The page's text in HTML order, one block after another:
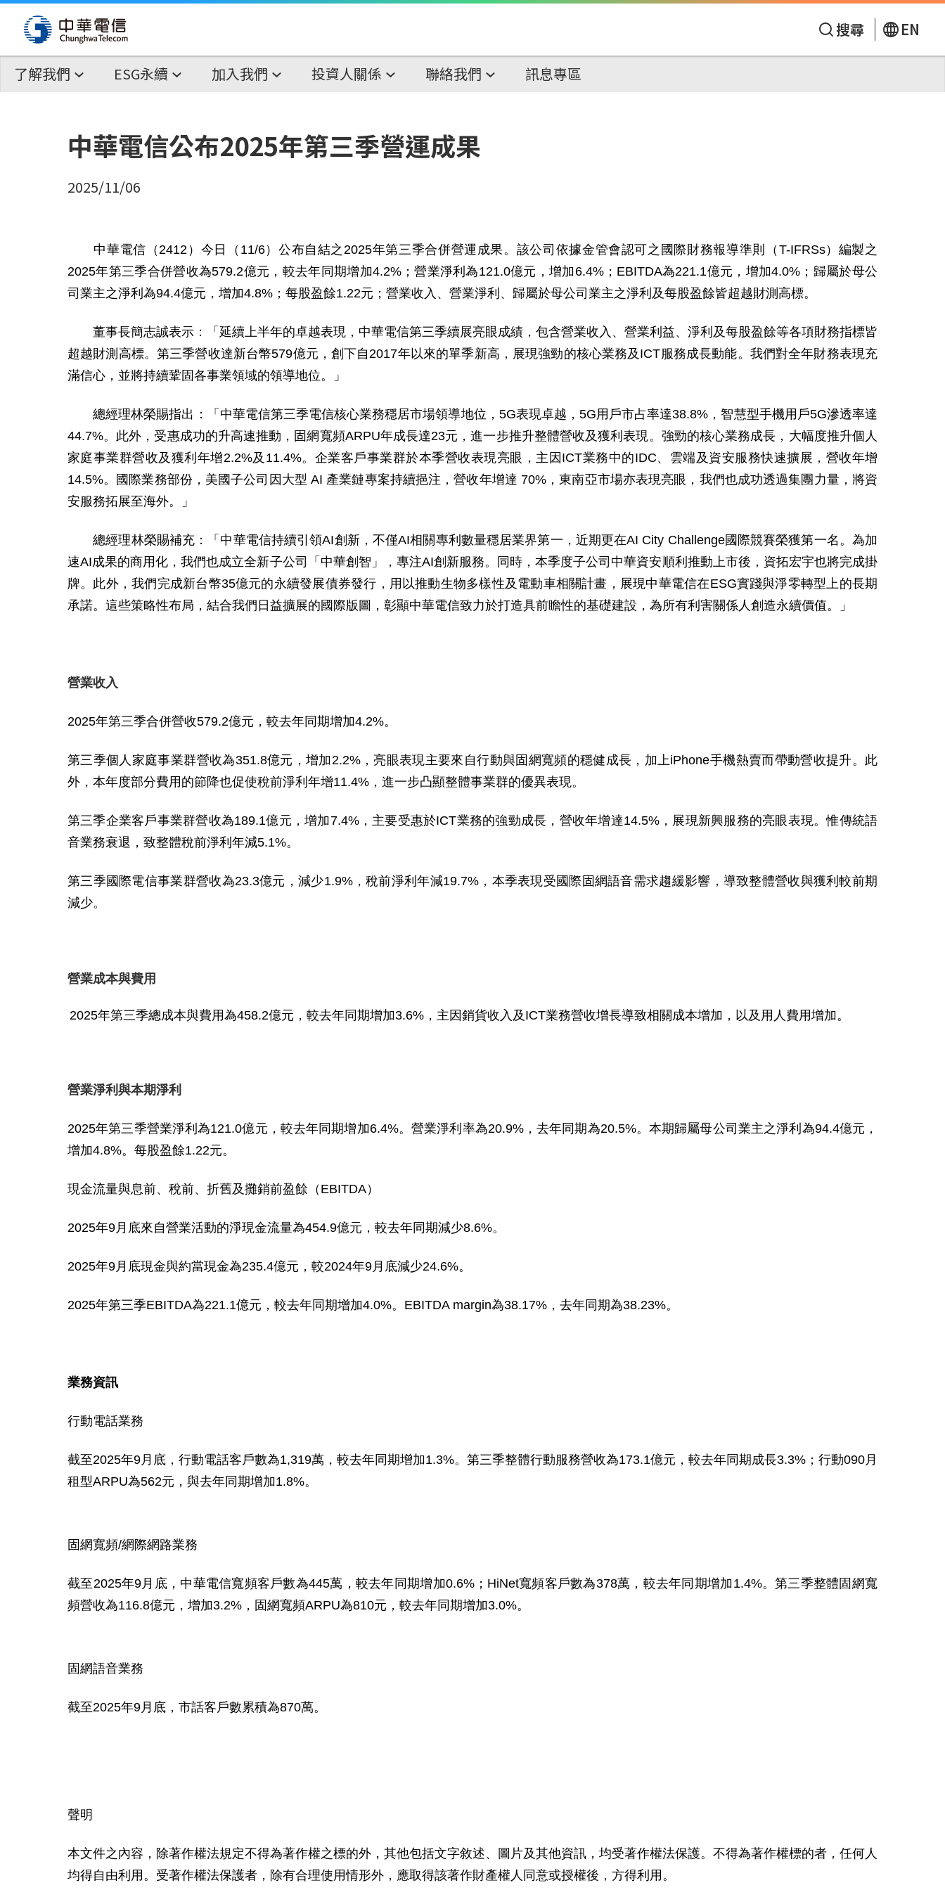
搜尋 EN
了解我們 ESG永續 加入我們 投資人關係 聯絡我們 訊息專區
中華電信公布2025年第三季營運成果
2025/11/06
中華電信（2412 ）今日（ 11/6）公布自結之2025年第三季合併營運成果。該公司依據金管會認可之國際財務報導準則（ T-IFRSs）編製之
2025年第三季合併營收為579.2億元，較去年同期增加4.2%；營業淨利為121.0億元，增加6.4%； EBITDA為221.1億元，增加4.0% ；歸屬於母公
司業主之淨利為94.4億元，增加4.8% ；每股盈餘1.22元；營業收入、營業淨利、歸屬於母公司業主之淨利及每股盈餘皆超越財測高標。
董事長簡志誠表示：「延續上半年的卓越表現，中華電信第三季續展亮眼成績，包含營業收入、營業利益、淨利及每股盈餘等各項財務指標皆
超越財測高標。第三季營收達新台幣579億元，創下自2017年以來的單季新高，展現強勁的核心業務及 ICT服務成長動能。我們對全年財務表現充
滿信心，並將持續鞏固各事業領域的領導地位。」
總經理林榮賜指出：「中華電信第三季電信核心業務穩居市場領導地位， 5G表現卓越，5G用戶市占率達38.8% ，智慧型手機用戶5G滲透率達
44.7%。此外，受惠成功的升高速推動，固網寬頻ARPU年成長達23元，進一步推升整體營收及獲利表現。強勁的核心業務成長，大幅度推升個人
家庭事業群營收及獲利年增2.2%及 11.4%。企業客戶事業群於本季營收表現亮眼，主因 ICT業務中的IDC、雲端及資安服務快速擴展，營收年增
14.5%。國際業務部份，美國子公司因大型 AI 產業鏈專案持續挹注，營收年增達 70% ，東南亞市場亦表現亮眼，我們也成功透過集團力量，將資
安服務拓展至海外。」
總經理林榮賜補充：「中華電信持續引領AI創新，不僅AI相關專利數量穩居業界第一，近期更在AI City Challenge國際競賽榮獲第一名。為加
速AI成果的商用化，我們也成立全新子公司「中華創智」，專注AI創新服務。同時，本季度子公司中華資安順利推動上市後，資拓宏宇也將完成掛
牌。此外，我們完成新台幣35億元的永續發展債券發行，用以推動生物多樣性及電動車相關計畫，展現中華電信在ESG實踐與淨零轉型上的長期
承諾。這些策略性布局，結合我們日益擴展的國際版圖，彰顯中華電信致力於打造具前瞻性的基礎建設，為所有利害關係人創造永續價值。」
營業收入
2025年第三季合併營收579.2億元，較去年同期增加4.2%。
第三季個人家庭事業群營收為351.8億元，增加2.2%，亮眼表現主要來自行動與固網寬頻的穩健成長，加上iPhone手機熱賣而帶動營收提升。此
外，本年度部分費用的節降也促使稅前淨利年增11.4% ，進一步凸顯整體事業群的優異表現。
第三季企業客戶事業群營收為189.1億元，增加7.4%，主要受惠於ICT業務的強勁成長，營收年增達14.5%，展現新興服務的亮眼表現。惟傳統語
音業務衰退，致整體稅前淨利年減5.1%。
第三季國際電信事業群營收為23.3億元，減少1.9%，稅前淨利年減19.7%，本季表現受國際固網語音需求趨緩影響，導致整體營收與獲利較前期
減少。
營業成本與費用
2025年第三季總成本與費用為458.2億元，較去年同期增加3.6%，主因銷貨收入及 ICT業務營收增長導致相關成本增加，以及用人費用增加。
營業淨利與本期淨利
2025年第三季營業淨利為121.0億元，較去年同期增加6.4%。營業淨利率為20.9%，去年同期為20.5%。本期歸屬母公司業主之淨利為94.4億元，
增加4.8%。每股盈餘1.22元。
現金流量與息前、稅前、折舊及攤銷前盈餘（ EBITDA）
2025年9月底來自營業活動的淨現金流量為454.9億元，較去年同期減少8.6%。
2025年9月底現金與約當現金為235.4億元，較2024年9月底減少24.6%。
2025年第三季EBITDA為221.1億元，較去年同期增加4.0%。 EBITDA margin為38.17% ，去年同期為38.23%。
業務資訊
行動電話業務
截至2025年9月底，行動電話客戶數為1,319萬，較去年同期增加1.3%。第三季整體行動服務營收為173.1億元，較去年同期成長3.3% ；行動090月
租型ARPU為562元，與去年同期增加1.8%。
固網寬頻/網際網路業務
截至2025年9月底，中華電信寬頻客戶數為445萬，較去年同期增加0.6%； HiNet寬頻客戶數為378萬，較去年同期增加1.4%。第三季整體固網寬
頻營收為116.8億元，增加3.2% ，固網寬頻ARPU為810元，較去年同期增加3.0%。
固網語音業務
截至2025年9月底，市話客戶數累積為870萬。
聲明
本文件之內容，除著作權法規定不得為著作權之標的外，其他包括文字敘述、圖片及其他資訊，均受著作權法保護。不得為著作權標的者，任何人
均得自由利用。受著作權法保護者，除有合理使用情形外，應取得該著作財產權人同意或授權後，方得利用。